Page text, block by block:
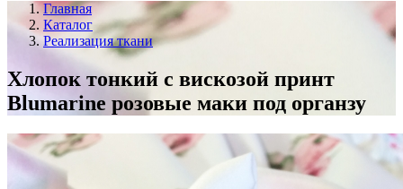
Главная
Каталог
Реализация ткани
Хлопок тонкий с вискозой принт
Blumarine розовые маки под органзу